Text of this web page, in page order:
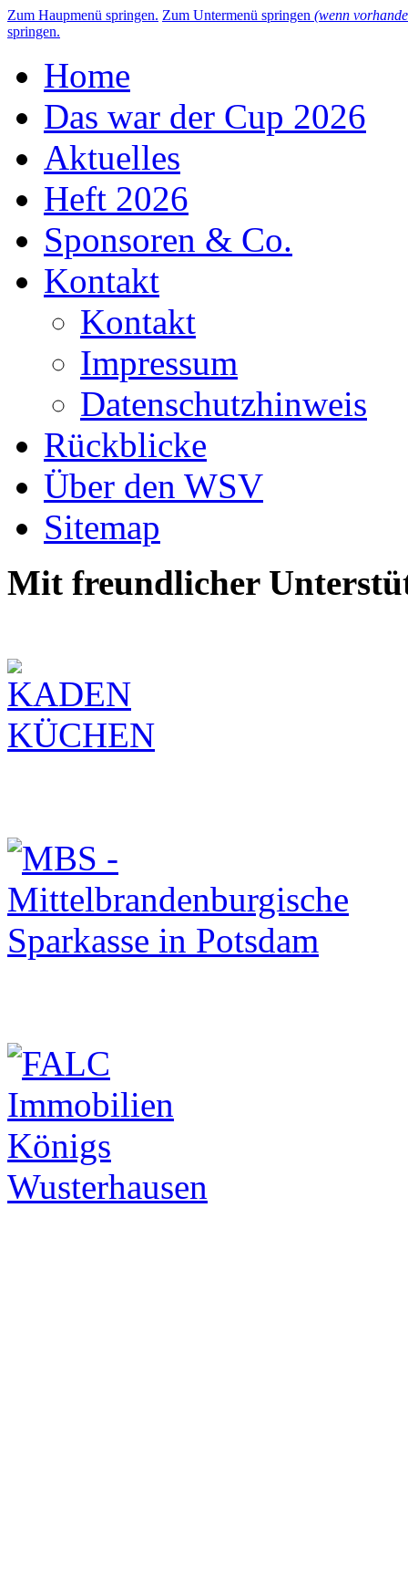
Zum Haupmenü springen. Zum Untermenü springen (wenn
springen.
Home
Das war der Cup 2026
Aktuelles
Heft 2026
Sponsoren & Co.
Kontakt
Kontakt
Impressum
Datenschutzhinweis
Rückblicke
Über den WSV
Sitemap
Mit freundlicher